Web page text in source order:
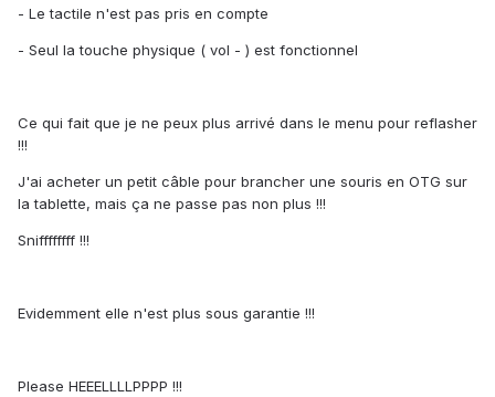
- Le tactile n'est pas pris en compte
- Seul la touche physique ( vol - ) est fonctionnel
Ce qui fait que je ne peux plus arrivé dans le menu pour reflasher
!!!
J'ai acheter un petit câble pour brancher une souris en OTG sur
la tablette, mais ça ne passe pas non plus !!!
Sniffffffff !!!
Evidemment elle n'est plus sous garantie !!!
Please HEEELLLLPPPP !!!